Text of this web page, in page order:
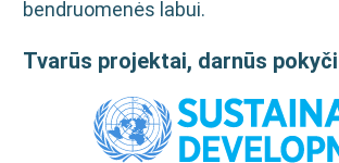
bendruomenės labui.
Tvarūs projektai, darnūs